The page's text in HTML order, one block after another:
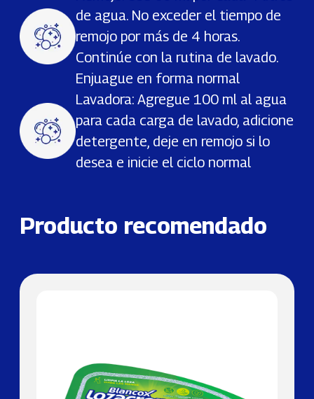
de agua. No exceder el tiempo de
remojo por más de 4 horas.
Continúe con la rutina de lavado.
Enjuague en forma normal
Lavadora: Agregue 100 ml al agua
para cada carga de lavado, adicione
detergente, deje en remojo si lo
desea e inicie el ciclo normal
Producto recomendado